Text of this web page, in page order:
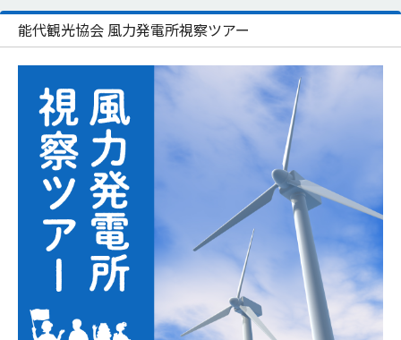
能代観光協会 風力発電所視察ツアー